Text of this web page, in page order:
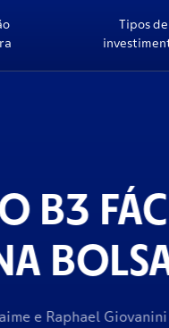
Tipos de
B3
BOLSA
e Raphael Giovanini